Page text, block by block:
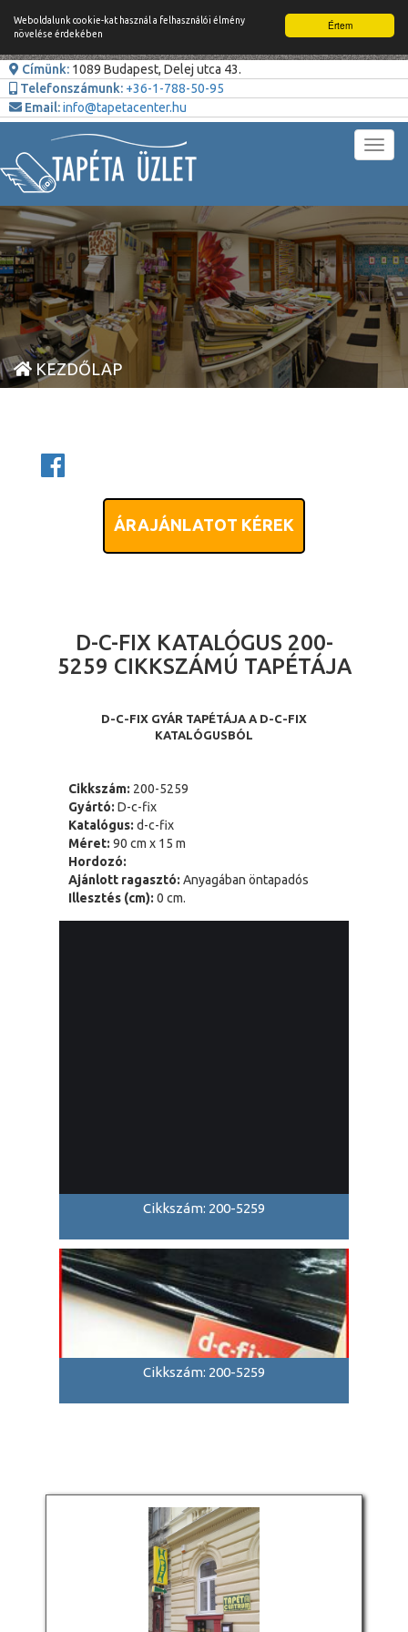
Értem
Weboldalunk cookie-kat használ a felhasználói élmény
növelése érdekében
Címünk: 1089 Budapest, Delej utca 43.
Telefonszámunk: +36-1-788-50-95
Email:info@tapetacenter.hu
KEZDŐLAP
ÁRAJÁNLATOT KÉREK
D-C-FIX KATALÓGUS 200-
5259 CIKKSZÁMÚ TAPÉTÁJA
D-C-FIX GYÁR TAPÉTÁJA A D-C-FIX
KATALÓGUSBÓL
Cikkszám: 200-5259
Gyártó: D-c-fix
Katalógus: d-c-fix
Méret: 90 cm x 15 m
Hordozó:
Ajánlott ragasztó: Anyagában öntapadós
Illesztés (cm): 0 cm.
Cikkszám: 200-5259
Cikkszám: 200-5259